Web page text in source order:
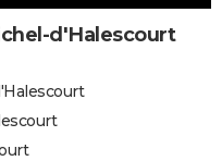
d'Halescourt